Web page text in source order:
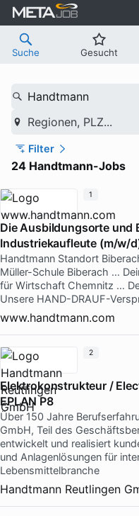
Suche Gesucht
Handtmann
Regionen, PLZ...
Filter
24 Handtmann-Jobs
Die Ausbildungsorte und
Industriekaufleute (m/w/
Handtmann Standort
Müller-Schule Biberach …
für Wirtschaft Chemnitz …
Unsere HAND-DRAUF-
www.handtmann.com
1
Elektrokonstrukteur /
EPLAN P8
Über 150 Jahre
GmbH, Teil des
entwickelt und realisiert
und Anlagenlösungen für
Lebensmittelbranche
Handtmann Reutlingen
2